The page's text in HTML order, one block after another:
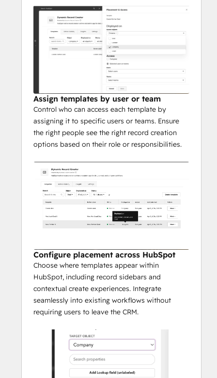
Assign templates by user or team
Control who can access each template by
assigning it to specific users or teams. Ensure
the right people see the right record creation
options based on their role or responsibilities.
Configure placement across HubSpot
Choose where templates appear within
HubSpot, including record sidebars and
contextual create experiences. Integrate
seamlessly into existing workflows without
requiring users to leave the CRM.